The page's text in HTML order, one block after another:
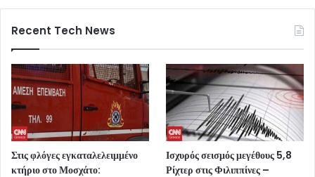
Recent Tech News
Στις φλόγες εγκαταλελειμμένο
κτήριο στο Μοσχάτο:
Ισχυρός σεισμός μεγέθους 5,8
Ρίχτερ στις Φιλιππίνες –